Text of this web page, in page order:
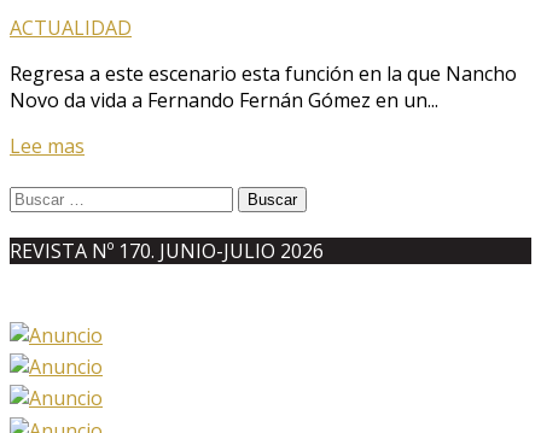
ACTUALIDAD
Regresa a este escenario esta función en la que Nancho
Novo da vida a Fernando Fernán Gómez en un...
Lee mas
Buscar:
REVISTA Nº 170. JUNIO-JULIO 2026